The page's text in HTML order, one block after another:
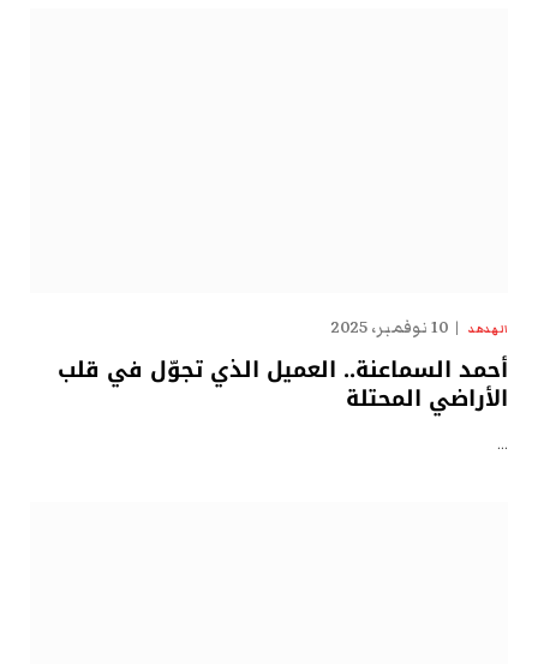
الهدهد 10 نوفمبر، 2025
أحمد السماعنة.. العميل الذي تجوّل في قلب
الأراضي المحتلة
…